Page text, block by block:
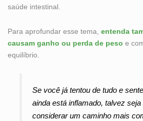
saúde intestinal.
Para aprofundar esse tema, entenda
causam ganho ou perda de peso e
equilíbrio.
Se você já tentou de tudo e
ainda está inflamado, talvez seja
considerar um caminho mais